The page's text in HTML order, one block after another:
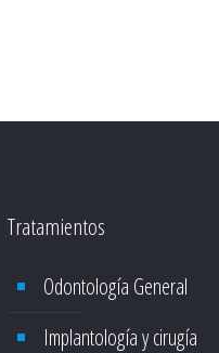
Tratamientos
Odontología General
Implantología y cirugía